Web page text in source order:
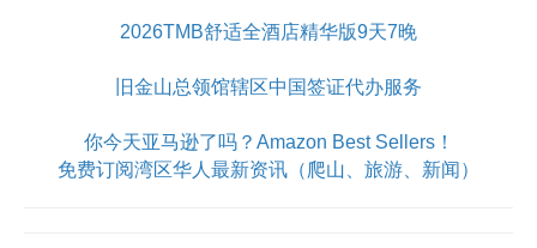
2026TMB舒适全酒店精华版9天7晚
旧金山总领馆辖区中国签证代办服务
你今天亚马逊了吗？Amazon Best Sellers！
免费订阅湾区华人最新资讯（爬山、旅游、新闻）